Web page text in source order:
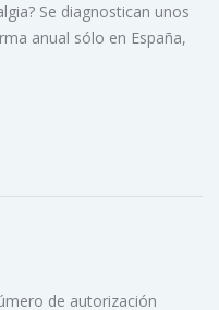
Se diagnostican unos
anual sólo en España,
de autorización